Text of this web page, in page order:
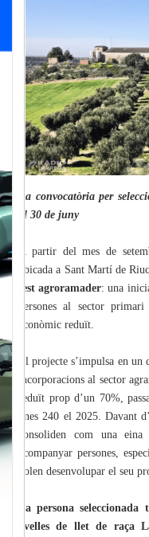
La convocatòria per
al 30 de juny
A partir del mes de
ubicada a Sant Martí de
test agroramader: una
persones al sector
econòmic reduït.
El projecte s’impulsa en
incorporacions al sector
reduït prop d’un 70%,
unes 240 el 2025. Davant
consoliden com una
acompanyar persones,
volen desenvolupar el seu
La persona
ovelles de llet de raça